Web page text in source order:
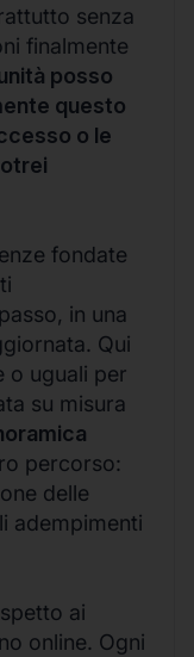
senza
finalmente
posso
questo
o le
fondate
in una
Qui
o uguali per
su misura
percorso:
delle
adempimenti
ai
online. Ogni